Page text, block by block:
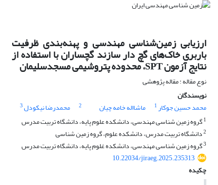
ارزیابی زمین‌شناسی مهندسی و پهنه‌بندی ظرفیت
باربری خاک‌های گچ دار سازند گچساران با استفاده از
نتایج آزمون SPT، محدوده پتروشیمی مسجدسلیمان
نوع مقاله : مقاله پژوهشی
نویسندگان
محمد حسین جوکار1 ماشااله خامه چیان 2 محمدرضا نیکودل3
1گروه زمین شناسی مهندسی، دانشکده علوم پایه، دانشگاه تربیت مدرس
2دانشگاه تربیت مدرس، دانشکده علوم، گروه زمین شناسی
3گروه زمین شناسی مهندسی، دانشکده غلوم پایه، دانشگاه تربیت مدرس
10.22034/jiraeg.2025.235313
چکیده